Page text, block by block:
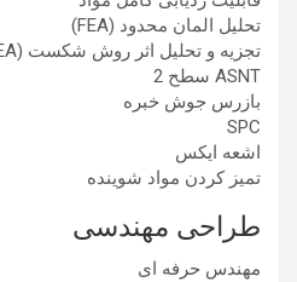
تحلیل المان محدود (FEA)
تجزیه و تحلیل اثر روش شکست (FMEA)
ASNT سطح 2
بازرس جوش خبره
SPC
اشعه ایکس
تمیز کردن مواد شوینده
طراحی مهندسی
مهندس حرفه ای